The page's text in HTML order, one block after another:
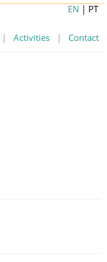
| Activities | Contact
EN | PT